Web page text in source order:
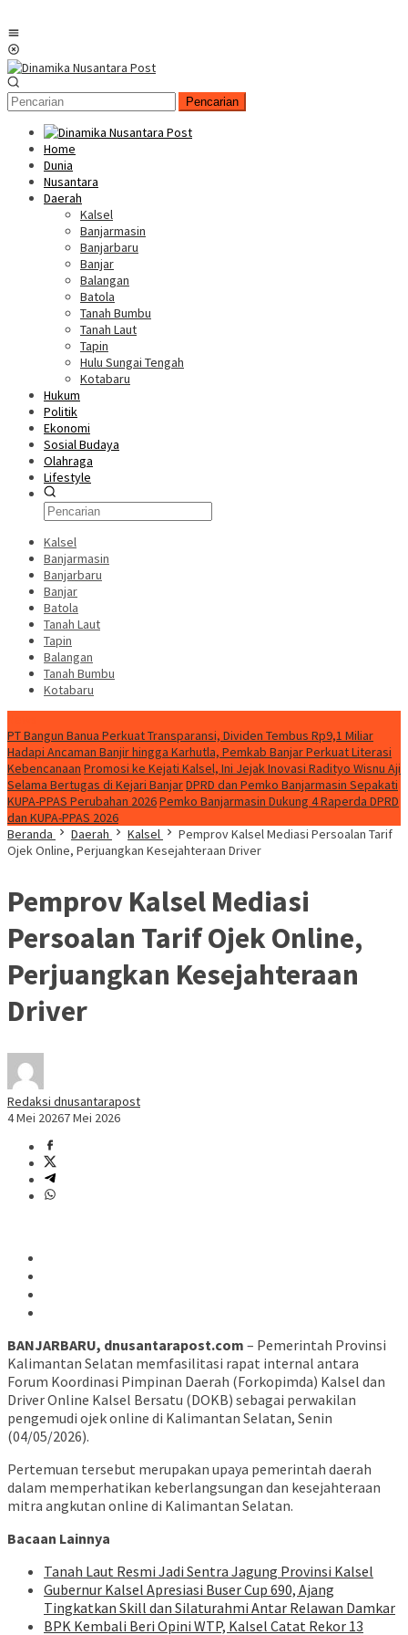
Pencarian
Home
Dunia
Nusantara
Daerah
Kalsel
Banjarmasin
Banjarbaru
Banjar
Balangan
Batola
Tanah Bumbu
Tanah Laut
Tapin
Hulu Sungai Tengah
Kotabaru
Hukum
Politik
Ekonomi
Sosial Budaya
Olahraga
Lifestyle
Kalsel
Banjarmasin
Banjarbaru
Banjar
Batola
Tanah Laut
Tapin
Balangan
Tanah Bumbu
Kotabaru
PT Bangun Banua Perkuat Transparansi, Dividen Tembus Rp9,1 Miliar
Hadapi Ancaman Banjir hingga Karhutla, Pemkab Banjar Perkuat Literasi
Kebencanaan Promosi ke Kejati Kalsel, Ini Jejak Inovasi Radityo Wisnu Aji
Selama Bertugas di Kejari BanjarDPRD dan Pemko Banjarmasin Sepakati
KUPA-PPAS Perubahan 2026Pemko Banjarmasin Dukung 4 Raperda DPRD
dan KUPA-PPAS 2026
Beranda
Daerah Kalsel
Pemprov Kalsel Mediasi Persoalan Tarif
Ojek Online, Perjuangkan Kesejahteraan Driver
Pemprov Kalsel Mediasi
Persoalan Tarif Ojek Online,
Perjuangkan Kesejahteraan
Driver
Redaksi dnusantarapost
4 Mei 20267 Mei 2026
BANJARBARU, dnusantarapost.com – Pemerintah Provinsi
Kalimantan Selatan memfasilitasi rapat internal antara
Forum Koordinasi Pimpinan Daerah (Forkopimda) Kalsel dan
Driver Online Kalsel Bersatu (DOKB) sebagai perwakilan
pengemudi ojek online di Kalimantan Selatan, Senin
(04/05/2026).
Pertemuan tersebut merupakan upaya pemerintah daerah
dalam memperhatikan keberlangsungan dan kesejahteraan
mitra angkutan online di Kalimantan Selatan.
Bacaan Lainnya
Tanah Laut Resmi Jadi Sentra Jagung Provinsi Kalsel
Gubernur Kalsel Apresiasi Buser Cup 690, Ajang
Tingkatkan Skill dan Silaturahmi Antar Relawan Damkar
BPK Kembali Beri Opini WTP, Kalsel Catat Rekor 13